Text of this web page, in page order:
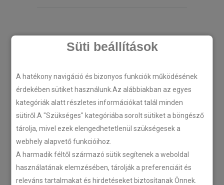
Süti beállítások
A hatékony navigáció és bizonyos funkciók működésének
érdekében sütiket használunk.Az alábbiakban az egyes
kategóriák alatt részletes információkat talál minden
sütiről.A "Szükséges" kategóriába sorolt sütiket a böngésző
tárolja, mivel ezek elengedhetetlenül szükségesek a
webhely alapvető funkcióihoz.
A harmadik féltől származó sütik segítenek a weboldal
használatának elemzésében, tárolják a preferenciáit és
releváns tartalmakat és hirdetéseket biztosítanak Önnek.
LEGÚJABB CIKKEK
Plug’n’Play tempomat ISUZU
N-szériás teherautókhoz
2018-07-26
Tempomat beszerelés